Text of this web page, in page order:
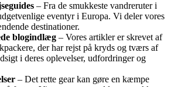
– Fra de smukkeste vandreruter i
eventyr i Europa. Vi deler vores
destinationer.
blogindlæg – Vores artikler er skrevet af
der har rejst på kryds og tværs af
i deres oplevelser, udfordringer og
– Det rette gear kan gøre en kæmpe